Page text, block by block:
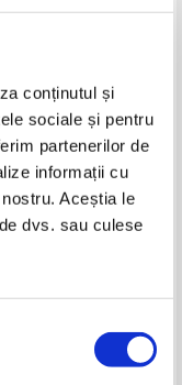
conținutul și
sociale și pentru
partenerilor de
informații cu
Aceștia le
dvs. sau culese
Christie - Problema in
golful Pollensa
în coș